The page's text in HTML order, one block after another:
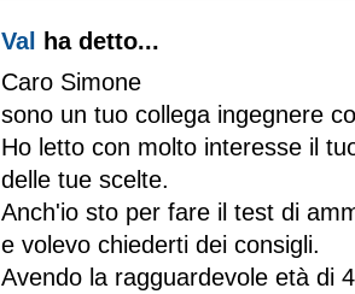
Val ha detto...
Caro Simone
sono un tuo collega ingegnere
Ho letto con molto interesse il
delle tue scelte.
Anch'io sto per fare il test di
e volevo chiederti dei consigli.
Avendo la ragguardevole età di